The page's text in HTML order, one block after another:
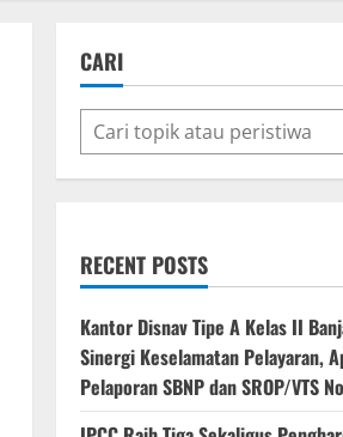
CARI
RECENT POSTS
Kantor Disnav Tipe A Kelas II
Sinergi Keselamatan Pelayaran,
Pelaporan SBNP dan SROP/VTS